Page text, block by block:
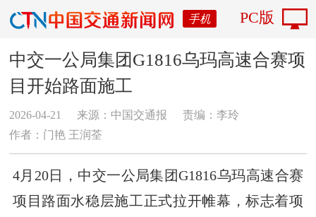
手机 PC版
中交一公局集团G1816乌玛高速合赛项
目开始路面施工
2026-04-21 来源：中国交通报
责编：李玲
作者：门艳 王润荃
4月20日，中交一公局集团G1816乌玛高速合赛
项目路面水稳层施工正式拉开帷幕，标志着项